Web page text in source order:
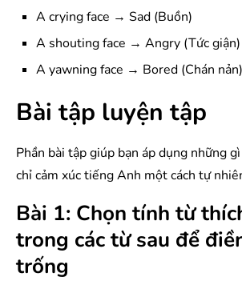
A crying face → Sad (Buồn)
A shouting face → Angry (Tức giận)
A yawning face → Bored (Chán nản)
Bài tập luyện tập
Phần bài tập giúp bạn áp dụng những
chỉ cảm xúc tiếng Anh một cách tự
Bài 1: Chọn tính từ
trong các từ sau để
trống